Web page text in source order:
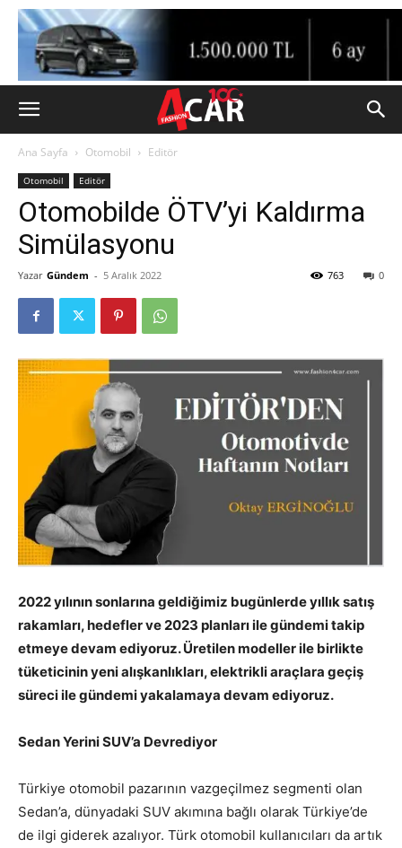
Ana Sayfa Otomobil Editör
Otomobil Editör
Otomobilde ÖTV’yi Kaldırma
Simülasyonu
Yazar Gündem - 5 Aralık 2022 0
763
2022 yılının sonlarına geldiğimiz bugünlerde yıllık satış
rakamları, hedefler ve 2023 planları ile gündemi takip
etmeye devam ediyoruz. Üretilen modeller ile birlikte
tüketicinin yeni alışkanlıkları, elektrikli araçlara geçiş
süreci ile gündemi yakalamaya devam ediyoruz.
Sedan Yerini SUV’a Devrediyor
Türkiye otomobil pazarının vazgeçilmez segmenti olan
Sedan’a, dünyadaki SUV akımına bağlı olarak Türkiye’de
de ilgi giderek azalıyor. Türk otomobil kullanıcıları da artık